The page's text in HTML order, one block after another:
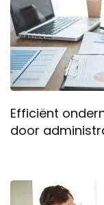
Efficiënt
door